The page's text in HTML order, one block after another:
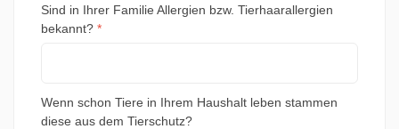
Sind in Ihrer Familie Allergien bzw. Tierhaarallergien
bekannt? *
Wenn schon Tiere in Ihrem Haushalt leben stammen
diese aus dem Tierschutz?